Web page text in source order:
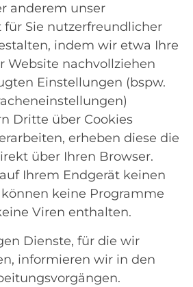
anderem unser
Sie nutzerfreundlicher
indem wir etwa Ihre
Website nachvollziehen
Einstellungen (bspw.
Dritte über Cookies
erheben diese die
über Ihren Browser.
Ihrem Endgerät keinen
können keine Programme
Viren enthalten.
Dienste, für die wir
informieren wir in den